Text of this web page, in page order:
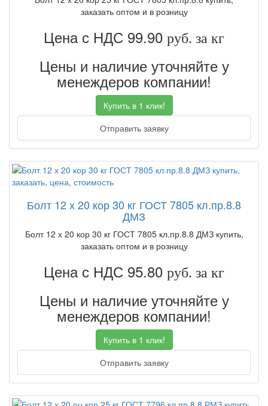
заказать оптом и в розницу
Цена с НДС 99.90 руб. за кг
Цены и наличие уточняйте у
менеждеров компании!
Купить в 1 клик!
Отправить заявку
Болт 12 х 20 кор 30 кг ГОСТ 7805 кл.пр.8.8
ДМЗ
Болт 12 х 20 кор 30 кг ГОСТ 7805 кл.пр.8.8 ДМЗ купить,
заказать оптом и в розницу
Цена с НДС 95.80 руб. за кг
Цены и наличие уточняйте у
менеждеров компании!
Купить в 1 клик!
Отправить заявку